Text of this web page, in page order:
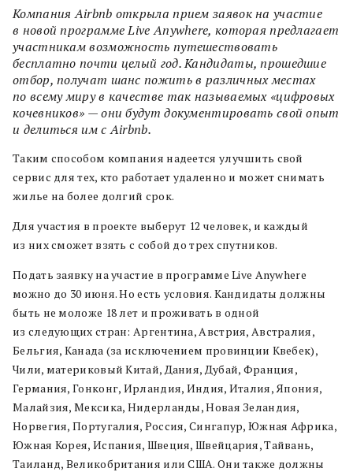
Компания Airbnb открыла прием заявок на участие
в новой программе Live Anywhere, которая предлагает
участникам возможность путешествовать
бесплатно почти целый год. Кандидаты, прошедшие
отбор, получат шанс пожить в различных местах
по всему миру в качестве так называемых «цифровых
кочевников» — они будут документировать свой опыт
и делиться им с Airbnb.
Таким способом компания надеется улучшить свой
сервис для тех, кто работает удаленно и может снимать
жилье на более долгий срок.
Для участия в проекте выберут 12 человек, и каждый
из них сможет взять с собой до трех спутников.
Подать заявку на участие в программе Live Anywhere
можно до 30 июня. Но есть условия. Кандидаты должны
быть не моложе 18 лет и проживать в одной
из следующих стран: Аргентина, Австрия, Австралия,
Бельгия, Канада (за исключением провинции Квебек),
Чили, материковый Китай, Дания, Дубай, Франция,
Германия, Гонконг, Ирландия, Индия, Италия, Япония,
Малайзия, Мексика, Нидерланды, Новая Зеландия,
Норвегия, Португалия, Россия, Сингапур, Южная Африка,
Южная Корея, Испания, Швеция, Швейцария, Тайвань,
Таиланд, Великобритания или США. Они также должны